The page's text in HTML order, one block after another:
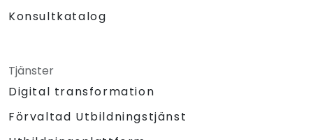
Konsultkatalog
Tjänster
Digital transformation
Förvaltad Utbildningstjänst